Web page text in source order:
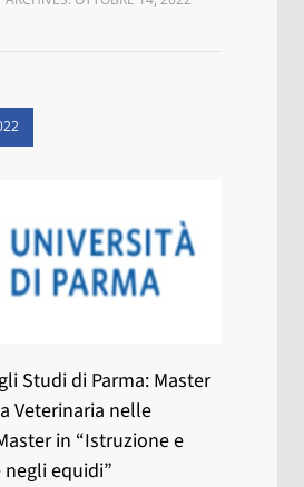
Studi di Parma: Master
Veterinaria nelle
in “Istruzione e
equidi”